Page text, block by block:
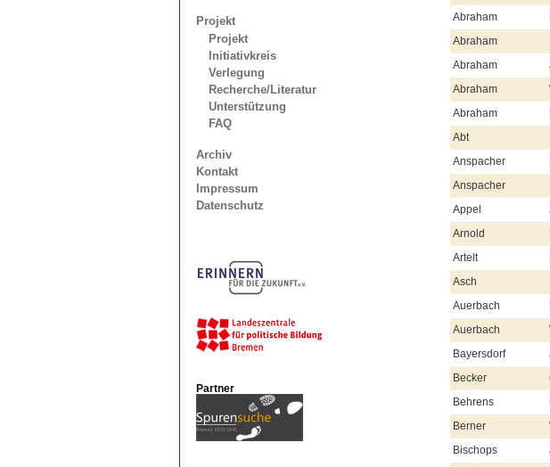
Projekt
Projekt
Initiativkreis
Verlegung
Recherche/Literatur
Unterstützung
FAQ
Archiv
Kontakt
Impressum
Datenschutz
Partner
Abraham
Abraham
Abraham
Abraham
Abraham
Abt
Anspacher
Anspacher
Appel
Arnold
Artelt
Asch
Auerbach
Auerbach
Bayersdorf
Becker
Behrens
Berner
Bischops